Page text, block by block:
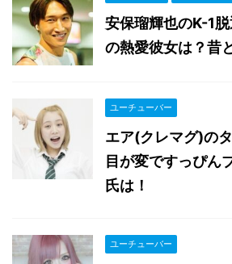
安保瑠輝也のK-1
の熱愛彼女は？昔
ユーチューバー
エア(クレマグ)の
目が変ですっぴん
氏は！
ユーチューバー